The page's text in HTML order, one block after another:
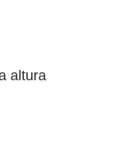
altura